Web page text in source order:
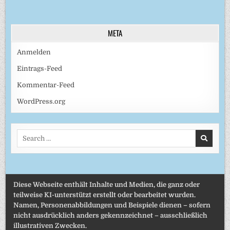
META
Anmelden
Eintrags-Feed
Kommentar-Feed
WordPress.org
Diese Webseite enthält Inhalte und Medien, die ganz oder
teilweise KI-unterstützt erstellt oder bearbeitet wurden.
Namen, Personenabbildungen und Beispiele dienen – sofern
nicht ausdrücklich anders gekennzeichnet – ausschließlich
illustrativen Zwecken.